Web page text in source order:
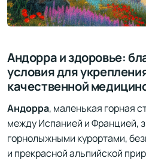
Андорра и здоровье:
условия для
качественной
Андорра, маленькая горная
между Испанией и Францией,
горнолыжными курортами,
и прекрасной альпийской